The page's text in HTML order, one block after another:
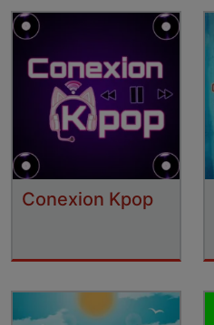
Conexion Kpop